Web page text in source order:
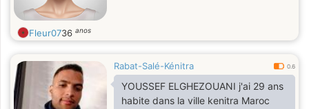
Fleur0736 anos
Rabat-Salé-Kénitra 0.6
YOUSSEF ELGHEZOUANI j'ai 29 ans
habite dans la ville kenitra Maroc